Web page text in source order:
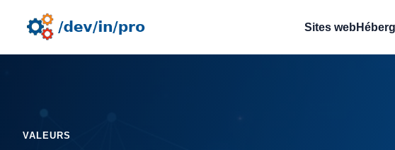
Sites web
VALEURS